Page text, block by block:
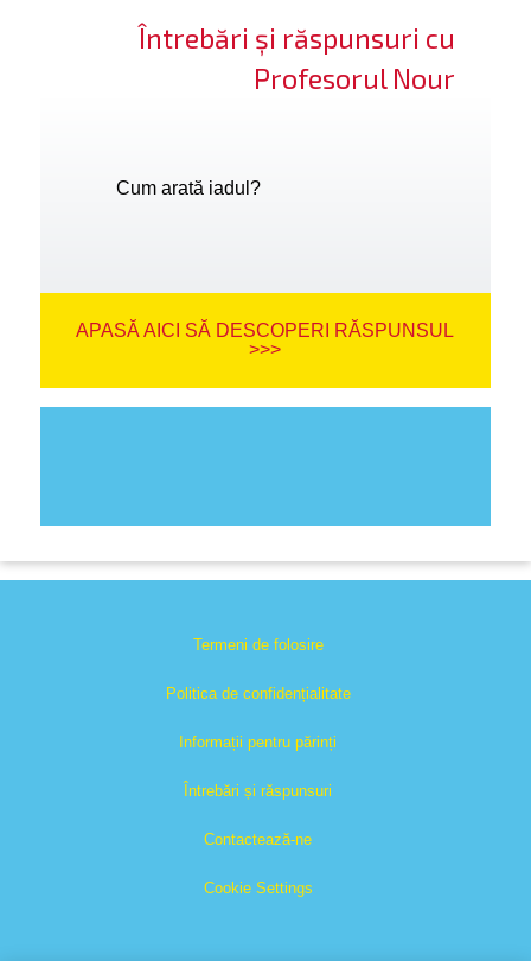
Întrebări și răspunsuri cu
Profesorul Nour
Cum arată iadul?
APASĂ AICI SĂ DESCOPERI RĂSPUNSUL
>>>
Termeni de folosire
Politica de confidențialitate
Informații pentru părinți
Întrebări și răspunsuri
Contactează-ne
Cookie Settings